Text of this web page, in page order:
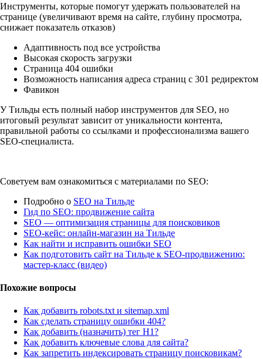
Инструменты, которые помогут удержать пользователей на
странице (увеличивают время на сайте, глубину просмотра,
снижает показатель отказов)
Адаптивность под все устройства
Высокая скорость загрузки
Страница 404 ошибки
Возможность написания адреса страниц с 301 редиректом
Фавикон
У Тильды есть полный набор инструментов для SEO, но
итоговый результат зависит от уникальности контента,
правильной работы со ссылками и профессионализма вашего
SEO-специалиста.
Советуем вам ознакомиться с материалами по SEO:
Подробно о SEO на Тильде
Гид по SEO: продвижение сайта
SEO — оптимизация страницы для поисковиков
SEO-кейс: онлайн-магазин на Тильде
Как найти и исправить ошибки SEO
Как подготовить сайт на Тильде к SEO-продвижению:
мастер-класс (видео)
Похожие вопросы
Как добавить robots.txt и sitemap.xml
Как сделать страницу ошибки 404?
Как добавить (назначить) тег H1?
Как добавить ключевые слова для сайта?
Как запретить индексировать страницу поисковикам?